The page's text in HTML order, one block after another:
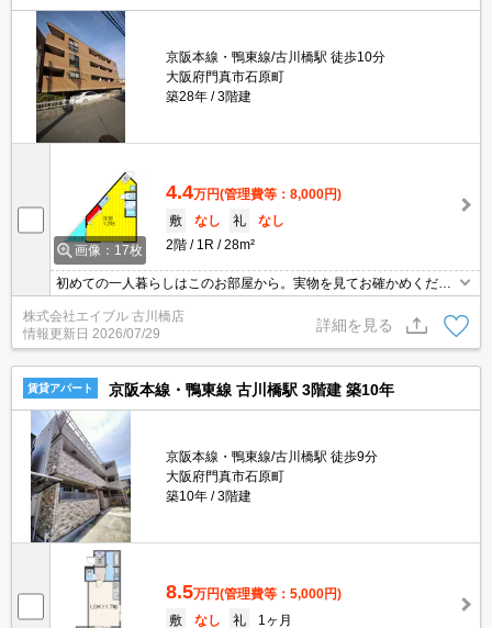
京阪本線・鴨東線/古川橋駅 徒歩10分
大阪府門真市石原町
築28年
3階建
画像：17枚
4.4万円(管理費等：8,000円)
敷
なし 礼
なし
2階
1R 28m²
初めての一人暮らしはこのお部屋から。実物を見てお確かめくださ
い。ぜひお問合せください。
株式会社エイブル 古川橋店
情報更新日 2026/07/29
詳細を見る
賃貸アパート 京阪本線・鴨東線 古川橋駅 3階建 築10年
京阪本線・鴨東線/古川橋駅 徒歩9分
大阪府門真市石原町
築10年
3階建
8.5万円(管理費等：5,000円)
敷
なし 礼
1ヶ月